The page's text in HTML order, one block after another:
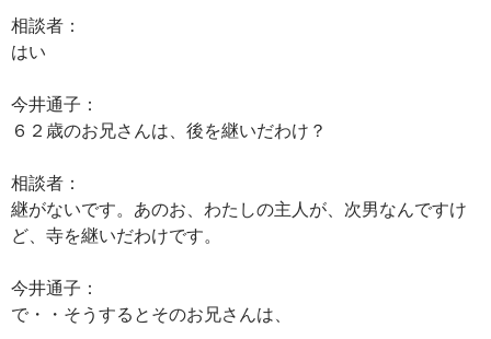
相談者：
はい
今井通子：
６２歳のお兄さんは、後を継いだわけ？
相談者：
継がないです。あのお、わたしの主人が、次男なんですけ
ど、寺を継いだわけです。
今井通子：
で・・そうするとそのお兄さんは、